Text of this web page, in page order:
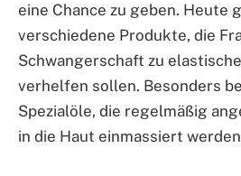
eine Chance zu geben. Heute
verschiedene Produkte, die
Schwangerschaft zu
verhelfen sollen. Besonders
Spezialöle, die regelmäßig
in die Haut einmassiert